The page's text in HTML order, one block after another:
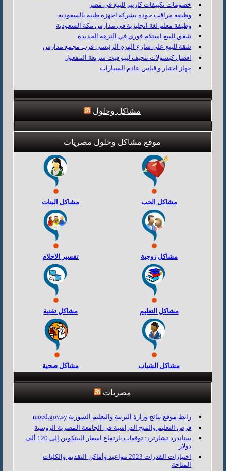
خصومات تكييفات كاريير للبيع في مصر
وظيفة مراقب جودة بشركة اجهزة طبية بالسعودية
وظيفة معلم لغة انجليزية في مدارس مكة السعودية
شقق للبيع استلام فوري في النزهة الجديدة
شقة للبيع على شارع الهرم الرئيسي قرب مجمع مدارس
افضل كبسولات تنحيف ليبو فيت سريعة المفعول
جهاز اختبار و قياس عادم السيارات
مشاكل وحلول
موقع مشاكل وحلول مصريات
مشاكل البنات مشاكل الحب
تفسير الاحلام مشاكل زوجية
مشاكل تقنية مشاكل التعليم
مشاكل صحية مشاكل الشباب
مصريات
رابط موقع نتائج وزارة التربية والتعليم السورية moed.gov.sy
فرص التعليم والمنح الدراسية في الجامعة المصرية الروسية
ستاندرد تشارترد: توقعات بارتفاع اسعار البيتكوين إلى 120 ألف
دولار
اختبارات القدرات 2023 مواعيد وأماكن التقديم والكليات
المتاحة